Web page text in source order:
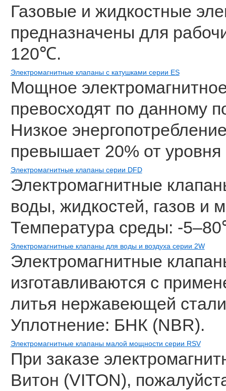
Газовые и жидкостные
предназначены для
120℃.
Электромагнитные клапаны с катушками серии ES
Мощное
превосходят по данному
Низкое
превышает 20% от
Электромагнитные клапаны серии DFD
Электромагнитные
воды, жидкостей, газов и
Температура среды: -
Электромагнитные клапаны для воды и воздуха серии 2W
Электромагнитные
изготавливаются с
литья нержавеющей стали
Уплотнение: БНК (NBR).
Электромагнитные клапаны малой мощности серии RSV
При заказе
Витон (VITON),